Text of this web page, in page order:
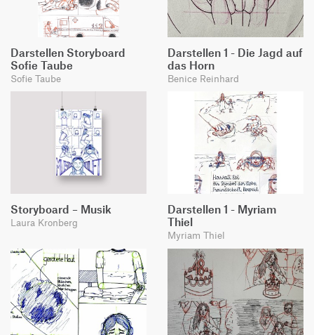
Darstellen Storyboard
Sofie Taube
Sofie Taube
Darstellen 1 - Die Jagd auf
das Horn
Benice Reinhard
Storyboard – Musik
Laura Kronberg
Darstellen 1 - Myriam
Thiel
Myriam Thiel